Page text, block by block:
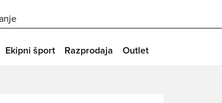
Ekipni šport Razprodaja Outlet